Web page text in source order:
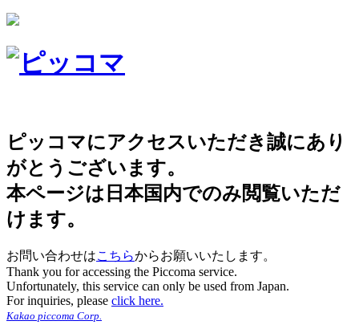
ピッコマにアクセスいただき誠にあり
がとうございます。
本ページは日本国内でのみ閲覧いただ
けます。
お問い合わせはこちらからお願いいたします。
Thank you for accessing the Piccoma service.
Unfortunately, this service can only be used from Japan.
For inquiries, please click here.
Kakao piccoma Corp.